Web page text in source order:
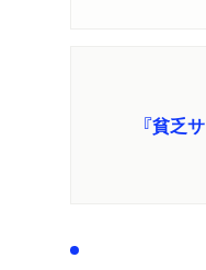
『貧乏